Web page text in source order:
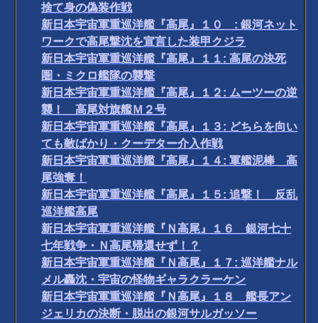
捨て身の偽装作戦
新日本宇宙軍重巡洋艦『高尾』１０ : 銀河ネット
ワークで高尾撃沈を宣言した装甲クジラ
新日本宇宙軍重巡洋艦『高尾』１１: 高尾の決死
圏・ミクロ艦隊の襲撃
新日本宇宙軍重巡洋艦『高尾』１２: ムーツーの逆
襲！ 高尾対旗艦Ｍ２号
新日本宇宙軍重巡洋艦『高尾』１３: どちらを向い
ても敵ばかり・クーデター介入作戦
新日本宇宙軍重巡洋艦『高尾』１４: 軍艦泥棒 高
尾強奪！
新日本宇宙軍重巡洋艦『高尾』１５: 追撃！ 反乱
巡洋艦高尾
新日本宇宙軍重巡洋艦『Ｎ高尾』１６ 銀河七十
七年戦争・Ｎ高尾帰還せず！？
新日本宇宙軍重巡洋艦『Ｎ高尾』１７: 巡洋艦ナル
メル轟沈・宇宙の怪物ギャラクラーケン
新日本宇宙軍重巡洋艦『Ｎ高尾』１８ 艦長アン
ジェリカの決断・脱出の銀河サルガッソー